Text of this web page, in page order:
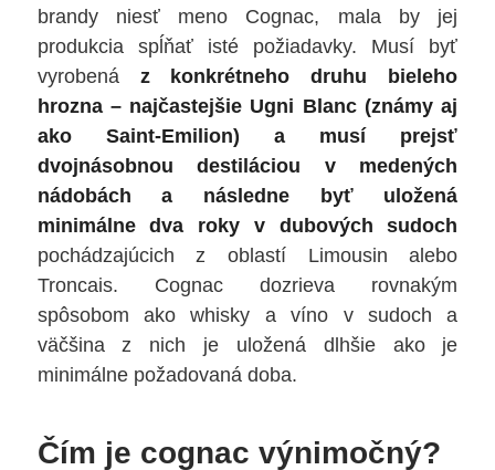
brandy niesť meno Cognac, mala by jej
produkcia spĺňať isté požiadavky. Musí byť
vyrobená z konkrétneho druhu bieleho
hrozna – najčastejšie Ugni Blanc (známy aj
ako Saint-Emilion) a musí prejsť
dvojnásobnou destiláciou v medených
nádobách a následne byť uložená
minimálne dva roky v dubových sudoch
pochádzajúcich z oblastí Limousin alebo
Troncais. Cognac dozrieva rovnakým
spôsobom ako whisky a víno v sudoch a
väčšina z nich je uložená dlhšie ako je
minimálne požadovaná doba.
Čím je cognac výnimočný?